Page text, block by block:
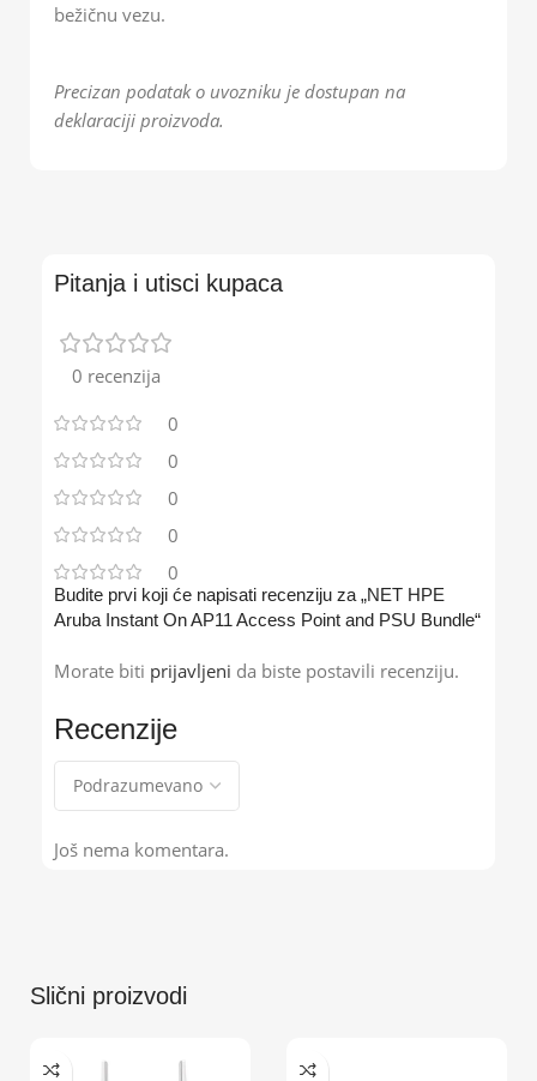
bežičnu vezu.
Precizan podatak o uvozniku je dostupan na
deklaraciji proizvoda.
Pitanja i utisci kupaca
0 recenzija
0
0
0
0
0
Recenzije
Još nema komentara.
Budite prvi koji će napisati recenziju za „NET HPE
Aruba Instant On AP11 Access Point and PSU Bundle“
Morate biti prijavljeni da biste postavili recenziju.
Slični proizvodi